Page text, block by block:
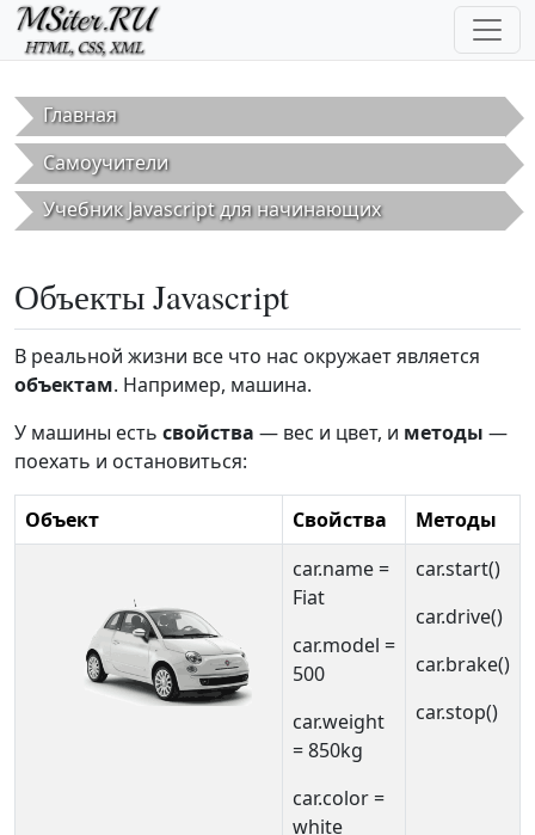
Перейти к основному содержанию
Главная
Самоучители
Учебник Javascript для начинающих
Объекты Javascript
В реальной жизни все что нас окружает является
объектам. Например, машина.
У машины есть свойства — вес и цвет, и методы —
поехать и остановиться:
Объект Свойства
Методы
car.name =
Fiat
car.model =
500
car.weight
= 850kg
car.color =
white
car.start()
car.drive()
car.brake()
car.stop()